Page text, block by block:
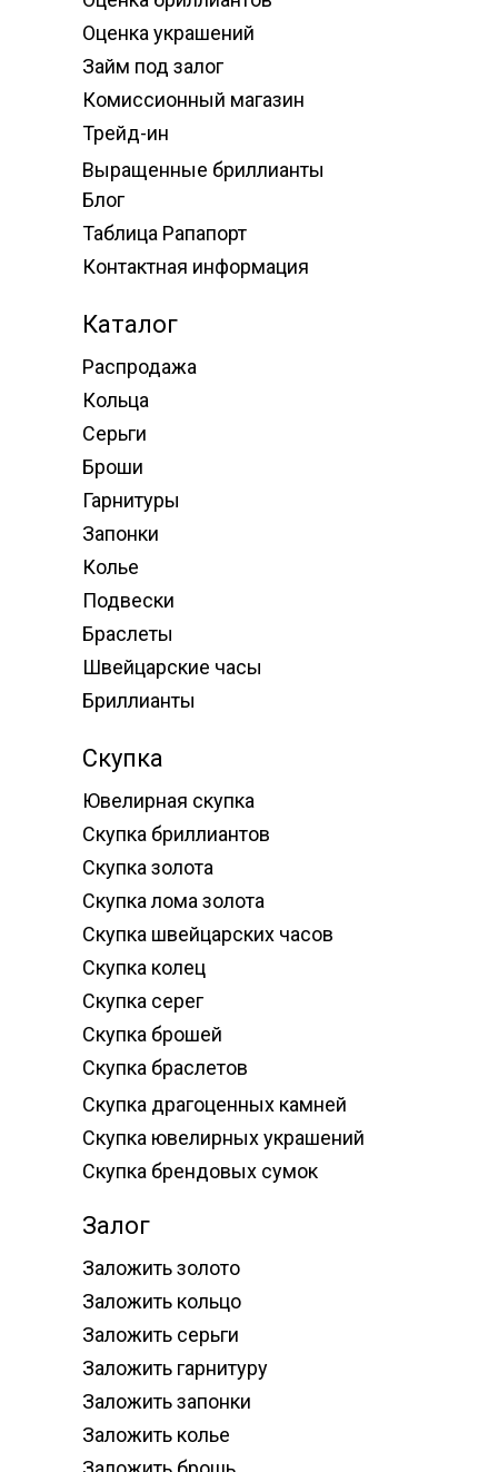
Скупка бриллиантов
Скупка брендовых сумок
Скупка ювелирных украшений
Займ под залог
Каталог
Блог
Скупка золота
Скупка
Залог
Оценка украшений
Комиссионный магазин
Трейд-ин
Выращенные бриллианты
Таблица Рапапорт
Контактная информация
Распродажа
Кольца
Бриллианты
Подвески
Серьги
Швейцарские часы
Браслеты
Колье
Броши
Гарнитуры
Запонки
Ювелирная скупка
Скупка лома золота
Скупка швейцарских часов
Скупка колец
Скупка браслетов
Скупка серег
Скупка брошей
Скупка драгоценных камней
Заложить золото
Заложить кольцо
Заложить серьги
Заложить гарнитуру
Заложить запонки
Заложить колье